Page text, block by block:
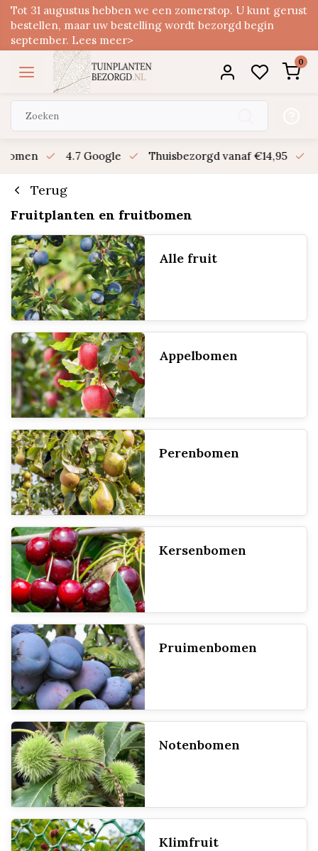
Tot 31 augustus hebben we een zomerstop. U kunt gerust
bestellen, maar uw bestelling wordt bezorgd begin
september. Lees meer>
0
4.7 Google Thuisbezorgd vanaf €14,95
Terug
Fruitplanten en fruitbomen
Alle fruit
Appelbomen
Perenbomen
Kersenbomen
Pruimenbomen
Notenbomen
Klimfruit